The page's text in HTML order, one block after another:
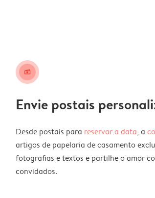
landscape_card
Envie postais
Desde postais para reservar a data, a
artigos de papelaria de casamento
fotografias e textos e partilhe o amor
convidados.